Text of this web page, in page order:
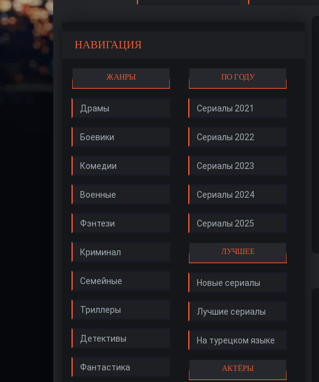
НАВИГАЦИЯ
ЖАНРЫ
Драмы
Боевики
Комедии
Военные
Фэнтези
Криминал
Семейные
Триллеры
Детективы
Фантастика
ПО ГОДУ
Сериалы 2021
Сериалы 2022
Сериалы 2023
Сериалы 2024
Сериалы 2025
ЛУЧШЕЕ
Новые сериалы
Лучшие сериалы
На турецком языке
АКТЁРЫ